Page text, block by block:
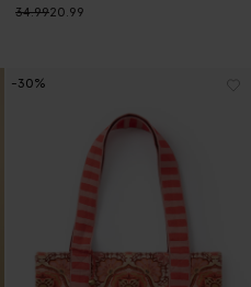
34.9920.99
-30%